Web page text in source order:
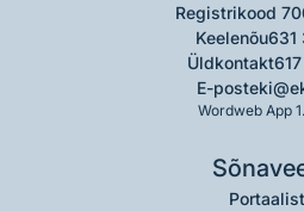
Registrikood
Keelenõu631
Üldkontakt
E-post
Wordweb App
Portaalist